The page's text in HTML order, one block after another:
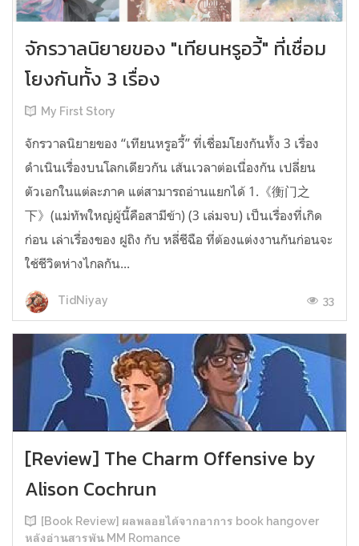
จักรวาลนิยายของ "เทียนหรูอวี้" ที่เชื่อม
โยงกันทั้ง 3 เรื่อง
My First Story
จักรวาลนิยายของ “เทียนหรูอวี้” ที่เชื่อมโยงกันทั้ง 3 เรื่อง
ดำเนินเรื่องบนโลกเดียวกัน เส้นเวลาต่อเนื่องกัน เปลี่ยน
ตัวเอกในแต่ละภาค แต่สามารถอ่านแยกได้ 1.《衡门之
下》(แม่ทัพใหญ่ผู้นี้คือสามีข้า) (3 เล่มจบ) เป็นเรื่องที่เกิด
ก่อน เล่าเรื่องของ ฝูถิง กับ หลี่ชีฉือ ที่ต้องแต่งงานกันก่อนจะ
ใช้ชีวิตห่างไกลกัน...
TidNiyay 33
[Review] The Charm Offensive by
Alison Cochrun
[Book Review] ผลพลอยได้จากอาการ book hangover
หลังอ่านสารพัน MM Romance